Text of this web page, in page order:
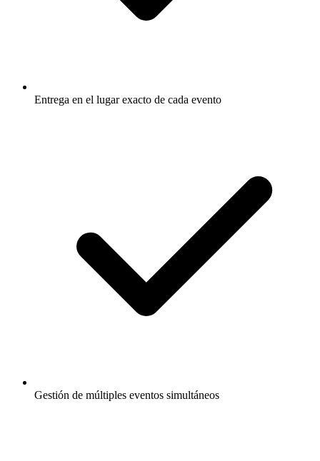
Entrega en el lugar exacto de cada evento
Gestión de múltiples eventos simultáneos